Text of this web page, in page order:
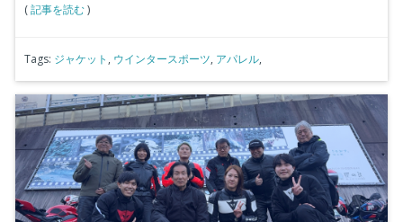
(記事を読む)
Tags: ジャケット , ウインタースポーツ, アパレル,